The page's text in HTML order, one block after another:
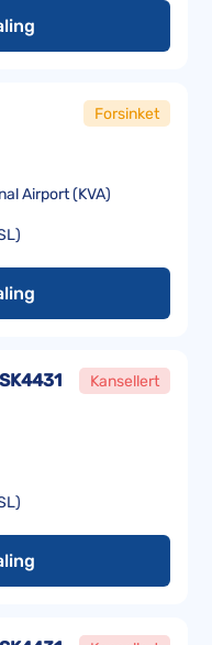
Forsinket
Airport (KVA)
Kansellert